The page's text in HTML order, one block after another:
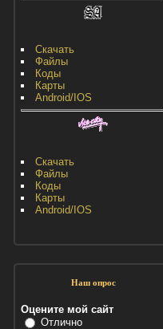
Скачать
Файлы
Коды
Карты
Android/IOS
Скачать
Файлы
Коды
Карты
Android/IOS
Наш опрос
Оцените мой сайт
Отлично